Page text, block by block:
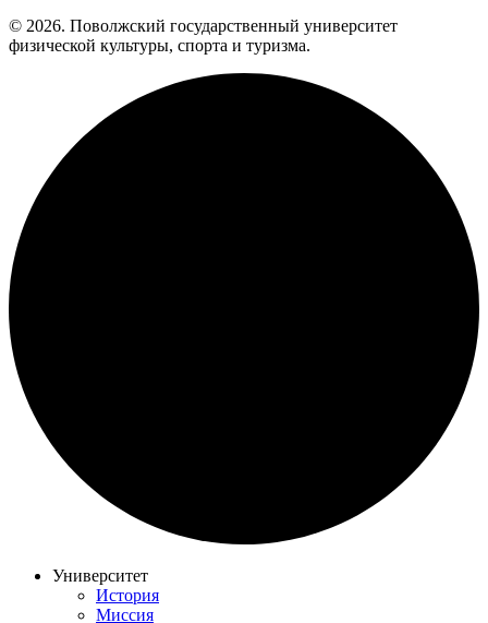
© 2026. Поволжский государственный университет
физической культуры, спорта и туризма.
Университет
История
Миссия